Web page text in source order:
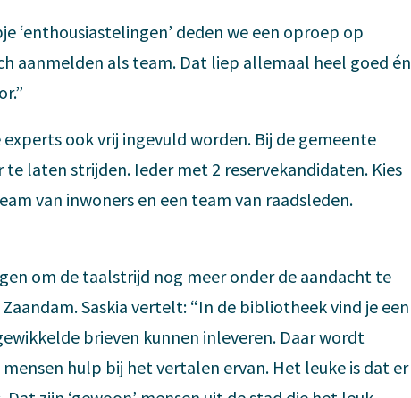
‘enthousiastelingen’ deden we een oproep op
aanmelden als team. Dat liep allemaal heel goed én
ook vrij ingevuld worden. Bij de gemeente
laten strijden. Ieder met 2 reservekandidaten. Kies
van inwoners en een team van raadsleden.
om de taalstrijd nog meer onder de aandacht te
Saskia vertelt: “In de bibliotheek vind je een
brieven kunnen inleveren. Daar wordt
hulp bij het vertalen ervan. Het leuke is dat er